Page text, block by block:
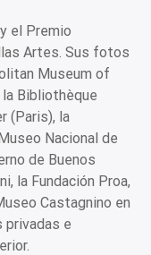
el Premio
Artes. Sus fotos
Museum of
la Bibliothèque
(Paris), la
Nacional de
de Buenos
la Fundación Proa,
Castagnino en
privadas e